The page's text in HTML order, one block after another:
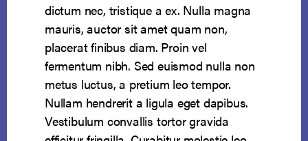
dictum nec, tristique a ex. Nulla magna
mauris, auctor sit amet quam non,
placerat finibus diam. Proin vel
fermentum nibh. Sed euismod nulla non
metus luctus, a pretium leo tempor.
Nullam hendrerit a ligula eget dapibus.
Vestibulum convallis tortor gravida